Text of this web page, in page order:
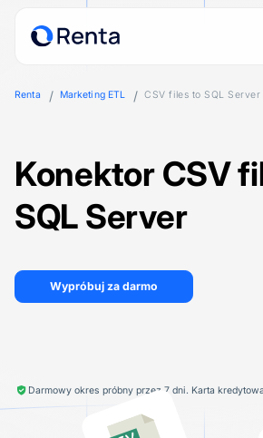
Renta Marketing ETL CSV files to SQL Server
Konektor CSV
SQL Server
Wypróbuj za darmo
Darmowy okres próbny przez 7 dni. Karta